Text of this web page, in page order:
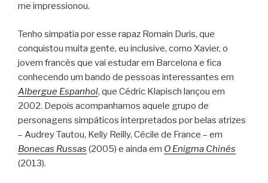
me impressionou.
Tenho simpatia por esse rapaz Romain Duris, que
conquistou muita gente, eu inclusive, como Xavier, o
jovem francês que vai estudar em Barcelona e fica
conhecendo um bando de pessoas interessantes em
Albergue Espanhol, que Cédric Klapisch lançou em
2002. Depois acompanhamos aquele grupo de
personagens simpáticos interpretados por belas atrizes
– Audrey Tautou, Kelly Reilly, Cécile de France – em
Bonecas Russas (2005) e ainda em O Enigma Chinês
(2013).